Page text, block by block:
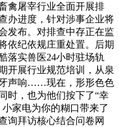
禽屠宰行业全面开展排
办进度，针对涉事企业将
发布。对排查中存正在监
依纪依规庄重处置。后期
落实兽医24小时驻场轨
开展行业规范培训，从泉
声响……现在，形形色色
时，也为他们按下了“幸
家电为你的糊口带来了
询拜访核心结合问卷网